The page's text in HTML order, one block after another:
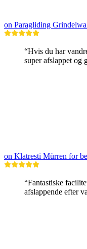
on Paragliding
“Hvis du har
super afslappet og
on Klatresti Mürren for
“Fantastiske
afslappende efter